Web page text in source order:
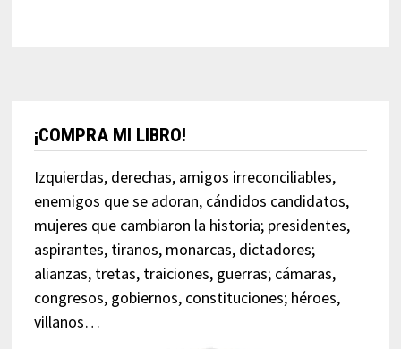
¡COMPRA MI LIBRO!
Izquierdas, derechas, amigos irreconciliables,
enemigos que se adoran, cándidos candidatos,
mujeres que cambiaron la historia; presidentes,
aspirantes, tiranos, monarcas, dictadores;
alianzas, tretas, traiciones, guerras; cámaras,
congresos, gobiernos, constituciones; héroes,
villanos…